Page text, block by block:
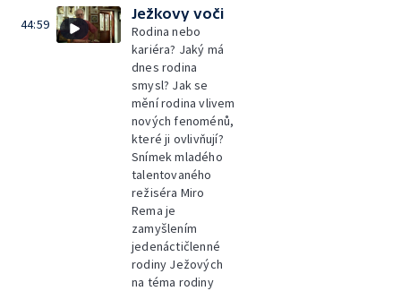
44:59
Ježkovy voči
Rodina nebo
kariéra? Jaký má
dnes rodina
smysl? Jak se
mění rodina vlivem
nových fenoménů,
které ji ovlivňují?
Snímek mladého
talentovaného
režiséra Miro
Rema je
zamyšlením
jedenáctičlenné
rodiny Ježových
na téma rodiny